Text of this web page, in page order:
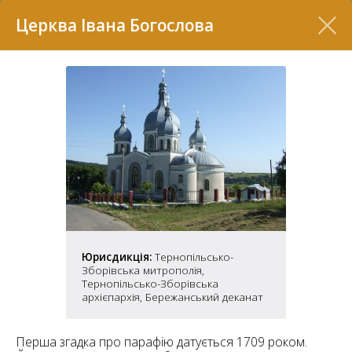
Церква Івана Богослова
Юрисдикція: Тернопільсько-
Зборівська митрополія,
Тернопільсько-Зборівська
архієпархія, Бережанський деканат
Перша згадка про парафію датується 1709 роком.
37
22
11
5
7
Перелік